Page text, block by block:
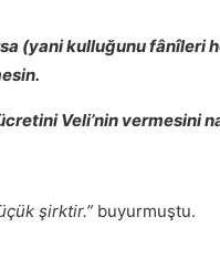
(yani kulluğunu fânîleri
Veli’nin vermesini
şirktir.” buyurmuştu.